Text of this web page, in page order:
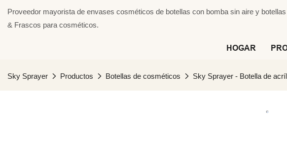
Proveedor mayorista de envases cosméticos de botellas con bomba sin aire y
& Frascos para cosméticos.
HOGAR
Sky Sprayer Productos Botellas de cosméticos Sky Sprayer - Botella de